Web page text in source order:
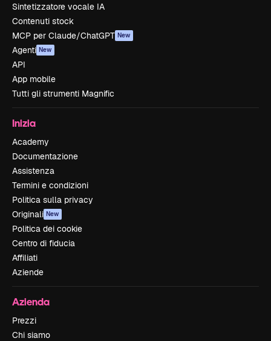
Sintetizzatore vocale IA
Contenuti stock
MCP per Claude/ChatGPT New
Agenti New
API
App mobile
Tutti gli strumenti Magnific
Inizia
Academy
Documentazione
Assistenza
Termini e condizioni
Politica sulla privacy
Originali New
Politica dei cookie
Centro di fiducia
Affiliati
Aziende
Azienda
Prezzi
Chi siamo